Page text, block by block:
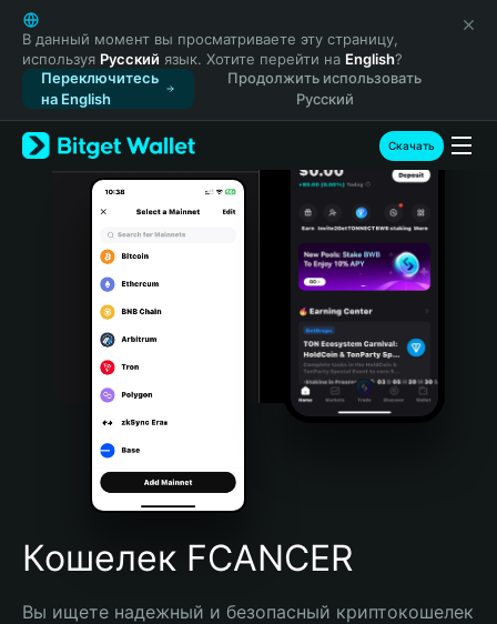
English
日本語
Tiếng Việt
Русский
Español (Latinoamérica)
Türkçe
Italiano
Português (Portugal)
Bahasa Indonesia
Português (Brasil)
Español (Argentina)
В данный момент вы просматриваете эту страницу,
используя Русский язык. Хотите перейти на English?
Переключитесь
на English
Продолжить использовать
Русский
Скачать
Кошелек FCANCER
Вы ищете надежный и безопасный криптокошелек